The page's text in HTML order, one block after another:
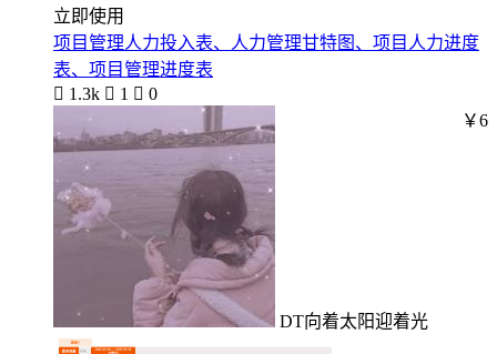
立即使用
项目管理人力投入表、人力管理甘特图、项目人力进度
表、项目管理进度表
 1.3k  1  0
DT向着太阳迎着光
￥6